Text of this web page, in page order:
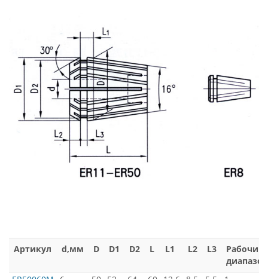
Артикул d,мм D D1 D2 L L1 L2 L3
Рабочий
диапазон